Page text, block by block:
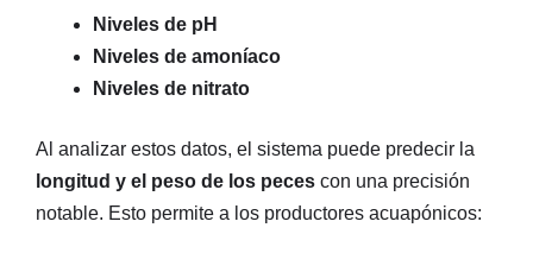
Niveles de pH
Niveles de amoníaco
Niveles de nitrato
Al analizar estos datos, el sistema puede predecir la
longitud y el peso de los peces con una precisión
notable. Esto permite a los productores acuapónicos: